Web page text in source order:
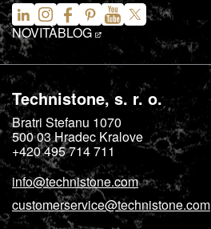
NOVITÀBLOG
Technistone, s. r. o.
Bratri Stefanu 1070
500 03Hradec Kralove
+420 495 714 711
info@technistone.com
customerservice@technistone.com